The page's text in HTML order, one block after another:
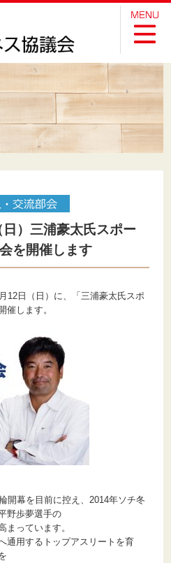
日）三浦豪太氏スポー
を開催します
12日（日）に、「三浦豪太氏スポ
催します。
開幕を目前に控え、2014年ソチ冬
野歩夢選手の
まっています。
通用するトップアスリートを育